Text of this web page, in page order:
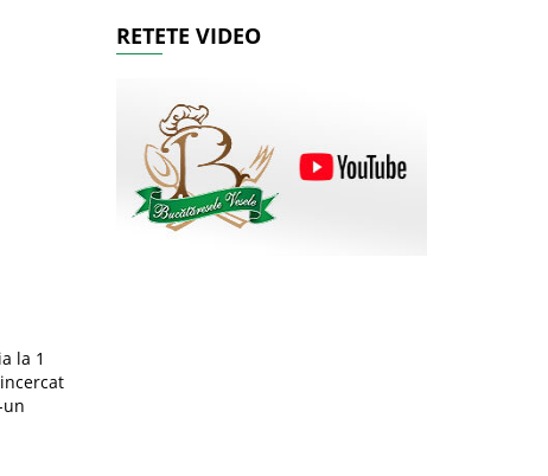
la 1
RETETE VIDEO